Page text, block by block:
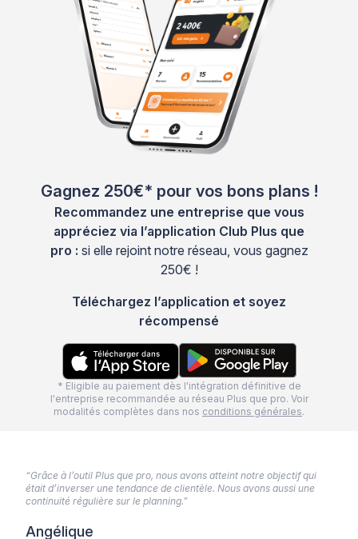
Gagnez 250€* pour vos bons plans !
Recommandez une entreprise que vous
appréciez via l’application Club Plus que
pro : si elle rejoint notre réseau, vous gagnez
250€ !
Téléchargez l’application et soyez
récompensé
* Eligible au paiement dès l'intégration définitive de
l'entreprise recommandée au réseau Plus que pro. Voir
modalités complètes dans nos conditions générales.
“Grâce à l’outil Plus que pro, nous avons atteint notre objectif qui
était d’inverser une tendance de clientèle. Nous avons aussi une
continuité régulière sur le planning.”
Angélique